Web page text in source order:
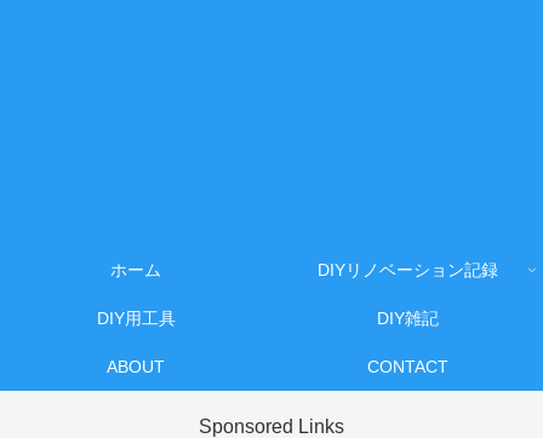
ホーム DIYリノベーション記録
DIY用工具 DIY雑記
ABOUT CONTACT
Sponsored Links